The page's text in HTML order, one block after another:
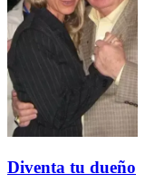
Diventa tu dueño